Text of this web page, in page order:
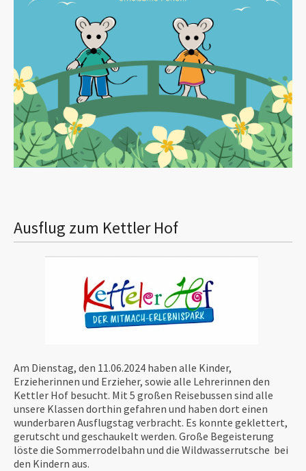
Ausflug zum Kettler Hof
Am Dienstag, den 11.06.2024 haben alle Kinder,
Erzieherinnen und Erzieher, sowie alle Lehrerinnen den
Kettler Hof besucht. Mit 5 großen Reisebussen sind alle
unsere Klassen dorthin gefahren und haben dort einen
wunderbaren Ausflugstag verbracht. Es konnte geklettert,
gerutscht und geschaukelt werden. Große Begeisterung
löste die Sommerrodelbahn und die Wildwasserrutsche bei
den Kindern aus.